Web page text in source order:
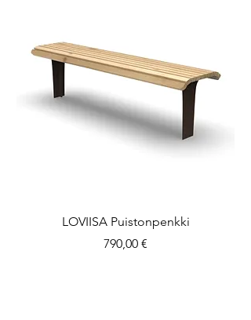
LOVIISA Puistonpenkki
Hinta
790,00 €